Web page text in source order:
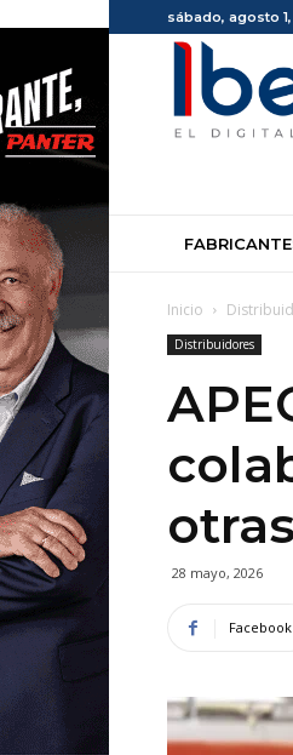
sábado, agosto
Inicio
Distribuidores
28 mayo, 2026
Facebook